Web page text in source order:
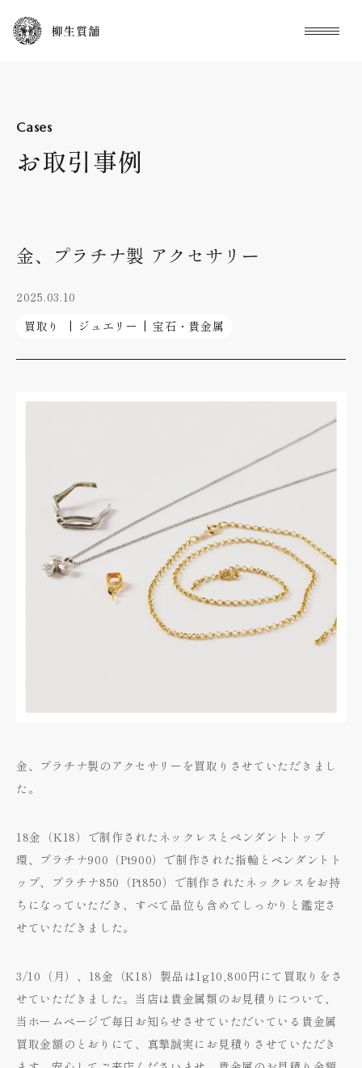
メニュ
お取引事例
Cases
金、プラチナ製 アクセサリー
2025.03.10
買取り
ジュエリー 宝石・貴金属
金、プラチナ製のアクセサリーを買取りさせていただきまし
た。
18金（K18）で制作されたネックレスとペンダントトップ
環、プラチナ900（Pt900）で制作された指輪とペンダントト
ップ、プラチナ850（Pt850）で制作されたネックレスをお持
ちになっていただき、すべて品位も含めてしっかりと鑑定さ
せていただきました。
3/10（月）、18金（K18）製品は1g10,800円にて買取りをさ
せていただきました。当店は貴金属類のお見積りについて、
当ホームページで毎日お知らせさせていただいている貴金属
買取金額のとおりにて、真摯誠実にお見積りさせていただき